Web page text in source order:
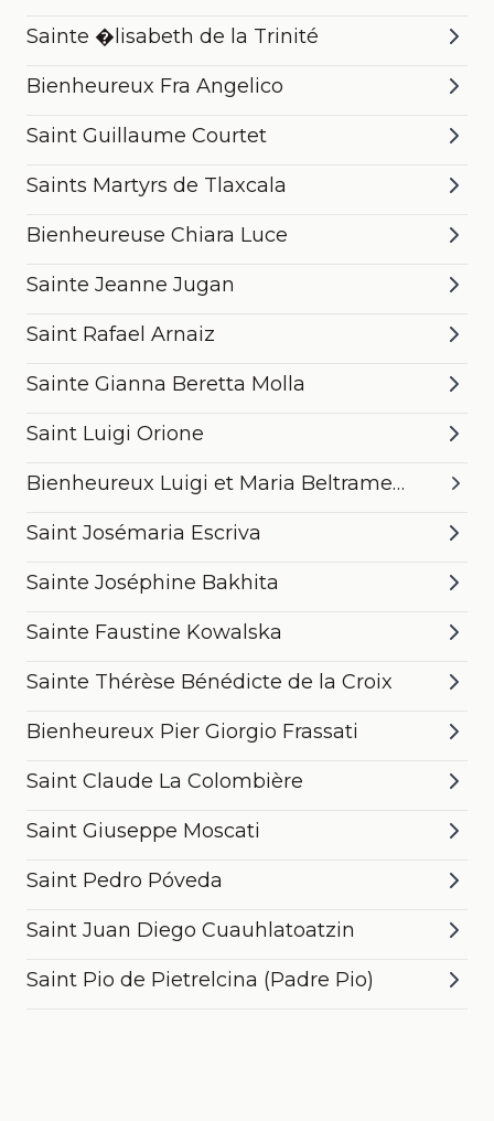
Sainte �lisabeth de la Trinité
Bienheureux Fra Angelico
Saint Guillaume Courtet
Saints Martyrs de Tlaxcala
Bienheureuse Chiara Luce
Sainte Jeanne Jugan
Saint Rafael Arnaiz
Sainte Gianna Beretta Molla
Saint Luigi Orione
Bienheureux Luigi et Maria Beltrame
Saint Josémaria Escriva
Sainte Joséphine Bakhita
Sainte Faustine Kowalska
Sainte Thérèse Bénédicte de la Croix
Bienheureux Pier Giorgio Frassati
Saint Claude La Colombière
Saint Giuseppe Moscati
Saint Pedro Póveda
Saint Juan Diego Cuauhlatoatzin
Saint Pio de Pietrelcina (Padre Pio)